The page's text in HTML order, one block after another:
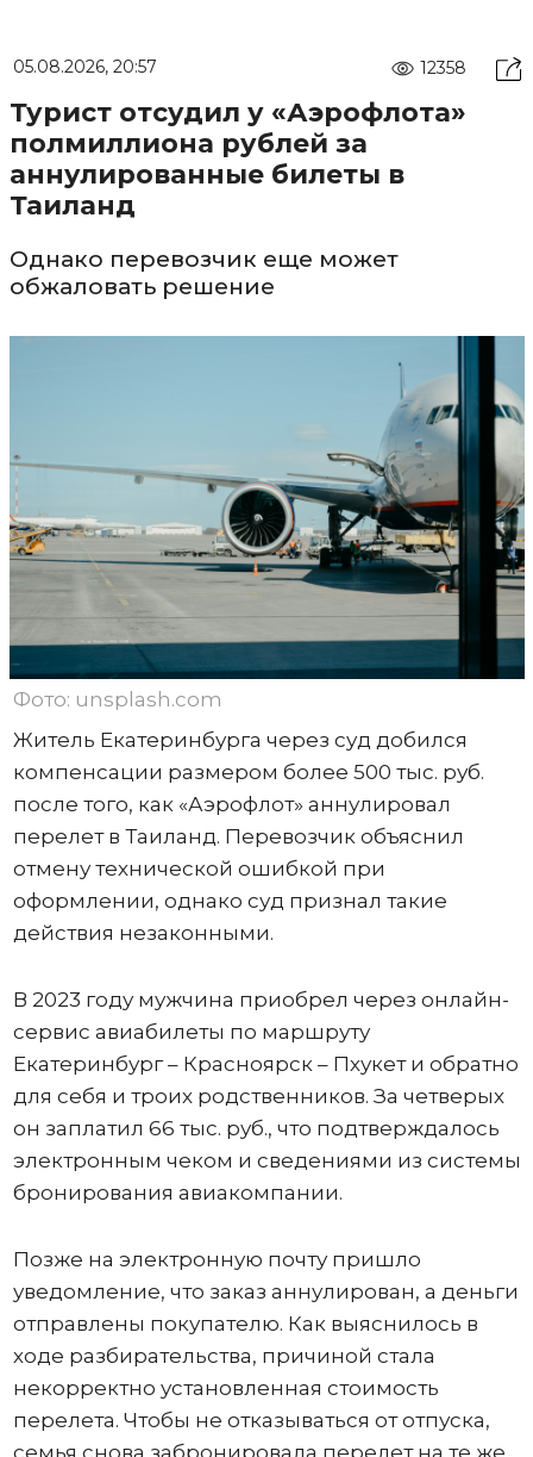
05.08.2026, 20:57 12358
Турист отсудил у «Аэрофлота»
полмиллиона рублей за
аннулированные билеты в
Таиланд
Однако перевозчик еще может
обжаловать решение
Фото: unsplash.com
Житель Екатеринбурга через суд добился
компенсации размером более 500 тыс. руб.
после того, как «Аэрофлот» аннулировал
перелет в Таиланд. Перевозчик объяснил
отмену технической ошибкой при
оформлении, однако суд признал такие
действия незаконными.
В 2023 году мужчина приобрел через онлайн-
сервис авиабилеты по маршруту
Екатеринбург – Красноярск – Пхукет и обратно
для себя и троих родственников. За четверых
он заплатил 66 тыс. руб., что подтверждалось
электронным чеком и сведениями из системы
бронирования авиакомпании.
Позже на электронную почту пришло
уведомление, что заказ аннулирован, а деньги
отправлены покупателю. Как выяснилось в
ходе разбирательства, причиной стала
некорректно установленная стоимость
перелета. Чтобы не отказываться от отпуска,